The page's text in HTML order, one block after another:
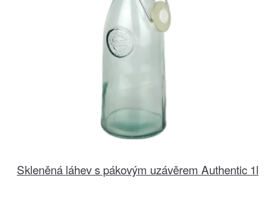
Skleněná láhev s pákovým uzávěrem Authentic 1l